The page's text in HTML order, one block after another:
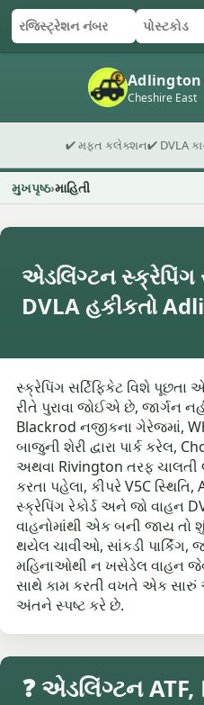
ફોર્મ
Adlington
Cheshire East
✔ મફત કલેક્શન✔ DVLA
મુખપૃષ્ઠ માહિતી
એડલિંગ્ટન સ્ક્રેપિંગ
DVLA હકીકતો
સ્ક્રેપિંગ સર્ટિફિકેટ વિશે પૂછતા
રીતે પુરાવા જોઈએ છે, જાર્ગન
Blackrod નજીકના ગેરેજમાં,
બાજુની શેરી દ્વારા પાર્ક કરેલ,
અથવા Rivington તરફ
કરતા પહેલા, કીપરે V5C સ્થિતિ,
સ્ક્રેપિંગ રેકોર્ડ અને જો વાહન
વાહનોમાંથી એક બની જાય
થયેલ ચાવીઓ, સાંકડી
મહિનાઓથી ન ખસેડેલ વાહન
સાથે કામ કરતી વખતે એક
અંતને સ્પષ્ટ કરે છે.
❓ એડલિંગ્ટન